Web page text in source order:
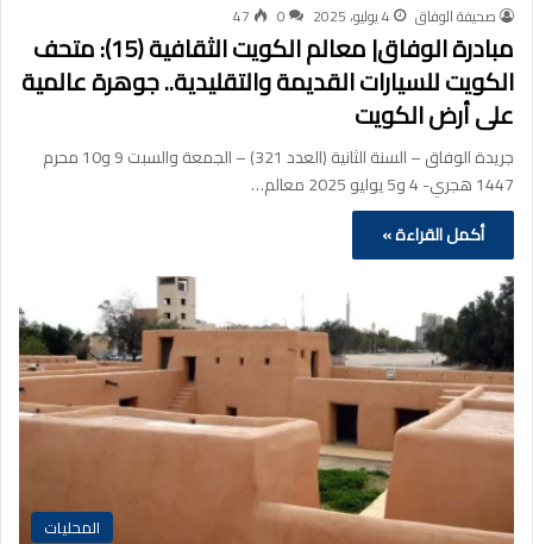
صحيفة الوفاق 4 يوليو، 2025 0
47
مبادرة الوفاق| معالم الكويت الثقافية (15): متحف
الكويت للسيارات القديمة والتقليدية.. جوهرة عالمية
على أرض الكويت
جريدة الوفاق – السنة الثانية (العدد 321) – الجمعة والسبت 9 و10 محرم
1447 هجري- 4 و5 يوليو 2025 معالم…
أكمل القراءة »
المحليات